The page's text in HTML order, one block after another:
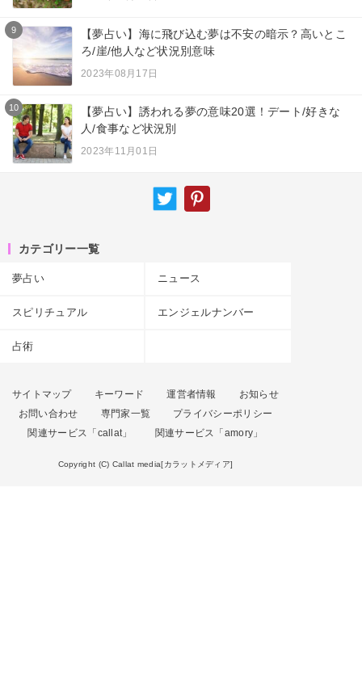
9
【夢占い】海に飛び込む夢は不安の暗示？高いとこ
ろ/崖/他人など状況別意味
2023年08月17日
10
【夢占い】誘われる夢の意味20選！デート/好きな
人/食事など状況別
2023年11月01日
カテゴリー一覧
夢占い ニュース
スピリチュアル エンジェルナンバー
占術
サイトマップ キーワード 運営者情報
お知らせ
お問い合わせ
専門家一覧
プライバシーポリシー
関連サービス「callat」
関連サービス「amory」
Copyright (C) Callat media[カラットメディア]